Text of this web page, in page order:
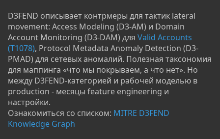
D3FEND описывает контрмеры для тактик lateral
movement: Access Modeling (D3-AM) и Domain
Account Monitoring (D3-DAM) для Valid Accounts
(T1078), Protocol Metadata Anomaly Detection (D3-
PMAD) для сетевых аномалий. Полезная таксономия
для маппинга «что мы покрываем, а что нет». Но
между D3FEND-категорией и рабочей моделью в
production - месяцы feature engineering и
настройки.
Ознакомиться со списком: MITRE D3FEND
Knowledge Graph